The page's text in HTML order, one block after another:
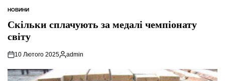
ОПУБЛІКУВАТИ
НОВИНИ
Скільки сплачують за медалі чемпіонату
світу
10 Лютого 2025
Опубліковано
admin